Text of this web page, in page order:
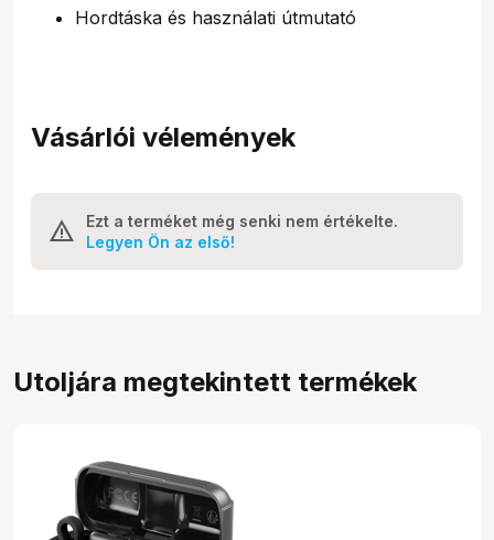
Hordtáska és használati útmutató
Vásárlói vélemények
Ezt a terméket még senki nem értékelte.
Legyen Ön az első!
Utoljára megtekintett termékek